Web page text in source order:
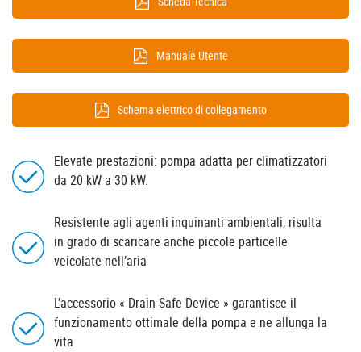
Manuale Utente
Schema elettrico di collegamento
Elevate prestazioni: pompa adatta per climatizzatori
da 20 kW a 30 kW.
Resistente agli agenti inquinanti ambientali, risulta
in grado di scaricare anche piccole particelle
veicolate nell’aria
L’accessorio « Drain Safe Device » garantisce il
funzionamento ottimale della pompa e ne allunga la
vita